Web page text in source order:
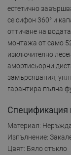
естетично
се сифон 360° и
оттичане на
монтажа от само
изключително
амортисьорни
замърсявания,
гарантира пълна
Спецификация
Материал:
Изпълнение:
Цвят: Бяло стъкло